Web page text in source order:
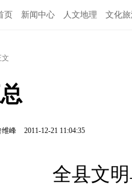
页 新闻中心 人文地理 文化
文
维峰 2011-12-21 11:04:35
全县文